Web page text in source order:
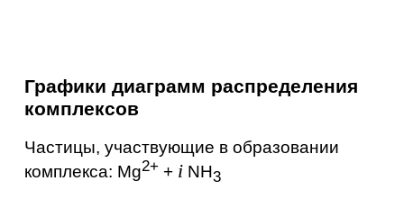
Графики диаграмм распределения
комплексов
Частицы, участвующие в образовании
комплекса: Mg2++ iNH3